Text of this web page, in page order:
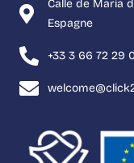
Calle de María
Espagne
+33 3 66 72 29